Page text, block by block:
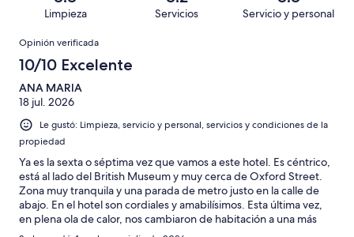
opiniones
opiniones
de
3963
opiniones
Basada
184
de
opiniones
Terrible.
Basada
89
de
3963
opiniones
Limpieza Servicios Servicio y personal
Opiniones
Opinión verificada
10/10 Excelente
ANA MARIA
18 jul. 2026
Le gustó: Limpieza, servicio y personal, servicios y condiciones de la
propiedad
Ya es la sexta o séptima vez que vamos a este hotel. Es céntrico,
está al lado del British Museum y muy cerca de Oxford Street.
Zona muy tranquila y una parada de metro justo en la calle de
abajo. En el hotel son cordiales y amabilísimos. Esta última vez,
en plena ola de calor, nos cambiaron de habitación a una más
fresca sin problema.